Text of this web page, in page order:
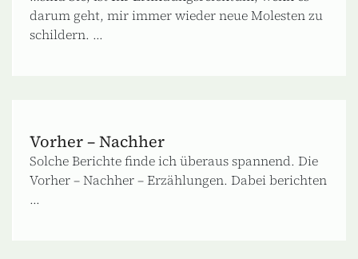
darum geht, mir immer wieder neue Molesten zu
schildern. ...
Vorher – Nachher
Solche Berichte finde ich überaus spannend. Die
Vorher – Nachher – Erzählungen. Dabei berichten
...